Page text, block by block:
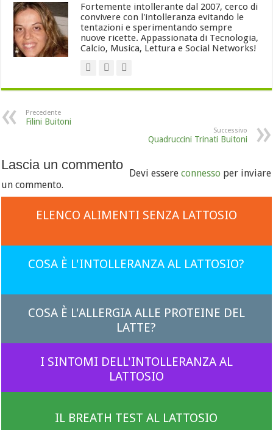
Fortemente intollerante dal 2007, cerco di
convivere con l'intolleranza evitando le
tentazioni e sperimentando sempre
nuove ricette. Appassionata di Tecnologia,
Calcio, Musica, Lettura e Social Networks!
Precedente
Filini Buitoni
Successivo
Quadruccini Trinati Buitoni
Lascia un commento
Devi essereconnesso per inviare
un commento.
ELENCO ALIMENTI SENZA LATTOSIO
COSA È L'INTOLLERANZA AL LATTOSIO?
COSA È L'ALLERGIA ALLE PROTEINE DEL
LATTE?
I SINTOMI DELL'INTOLLERANZA AL
LATTOSIO
IL BREATH TEST AL LATTOSIO